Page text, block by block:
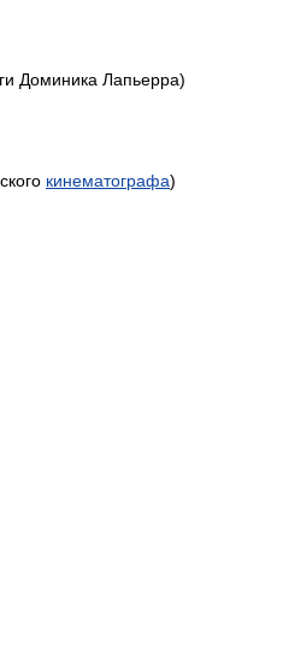
Доминика Лапьерра)
кинематографа)